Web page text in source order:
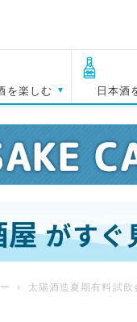
を楽しむ 日本酒
太陽酒造夏期有料試飲